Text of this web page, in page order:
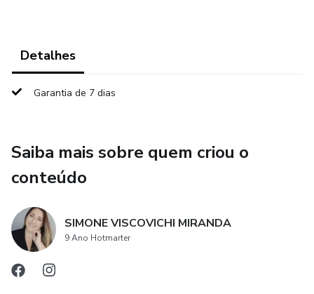
Detalhes
Garantia de 7 dias
Saiba mais sobre quem criou o
conteúdo
SIMONE VISCOVICHI MIRANDA
9 Ano Hotmarter